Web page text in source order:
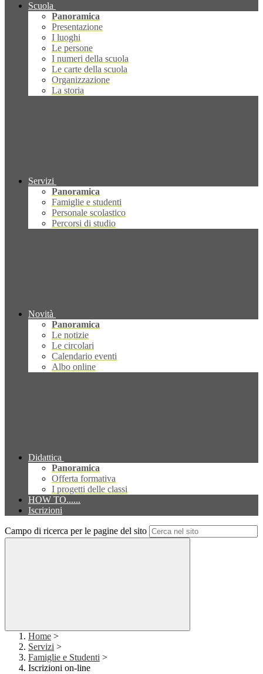
Scuola
Panoramica
Presentazione
I luoghi
Le persone
I numeri della scuola
Le carte della scuola
Organizzazione
La storia
Servizi
Panoramica
Famiglie e studenti
Personale scolastico
Percorsi di studio
Novità
Panoramica
Le notizie
Le circolari
Calendario eventi
Albo online
Didattica
Panoramica
Offerta formativa
I progetti delle classi
HOW TO......
Iscrizioni
Campo di ricerca per le pagine del sito
Home >
Servizi >
Famiglie e Studenti >
Iscrizioni on-line